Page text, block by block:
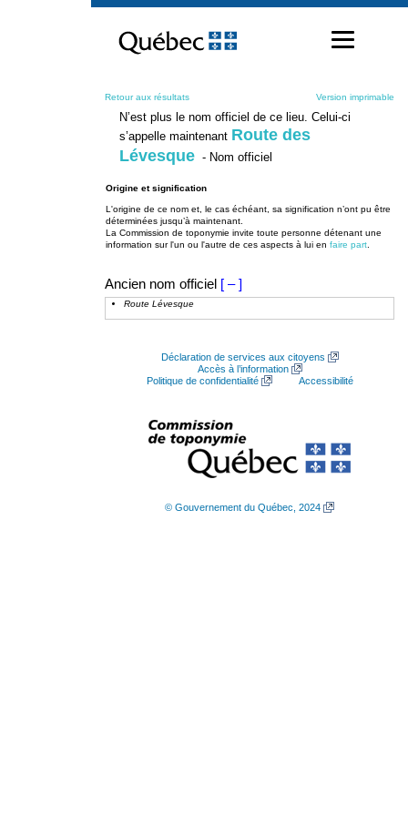
contenu
Retour aux résultats Version imprimable
N’est plus le nom officiel de ce lieu. Celui-ci
s’appelle maintenant Route des
Lévesque - Nom officiel
Origine et signification
L'origine de ce nom et, le cas échéant, sa signification n’ont pu être
déterminées jusqu’à maintenant.
La Commission de toponymie invite toute personne détenant une
information sur l'un ou l'autre de ces aspects à lui en faire part
Ancien nom officiel [ – ]
Route Lévesque
Déclaration de services aux citoyens
Accès à l’information
Politique de confidentialité
Accessibilité
© Gouvernement du Québec, 2024